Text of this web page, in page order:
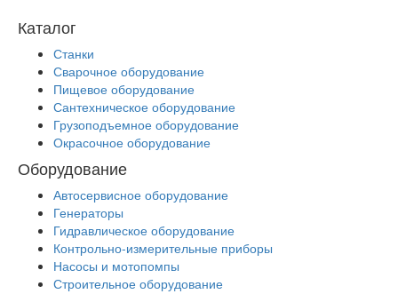
Каталог
Станки
Сварочное оборудование
Пищевое оборудование
Сантехническое оборудование
Грузоподъемное оборудование
Окрасочное оборудование
Оборудование
Автосервисное оборудование
Генераторы
Гидравлическое оборудование
Контрольно-измерительные приборы
Насосы и мотопомпы
Строительное оборудование